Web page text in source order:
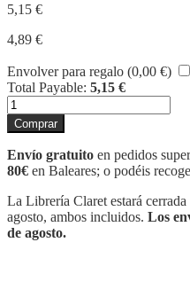
5,15 €
4,89 €
Envolver para regalo (0,00 €)
Total Payable: 5,15 €
ESPIRITUALITAT
DE
LA
CURA
DE
I
PERSONES
GRANS
Comprar
Envío gratuito en pedidos
80€ en Baleares; o podéis
La Librería Claret estará
agosto, ambos incluidos. Los
de agosto.